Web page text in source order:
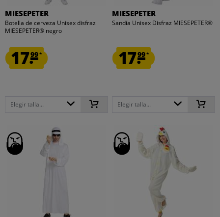
MIESEPETER
Botella de cerveza Unisex disfraz
MIESEPETER® negro
17.99*
Elegir talla...
MIESEPETER
Sandía Unisex Disfraz MIESEPETER®
17.99*
Elegir talla...